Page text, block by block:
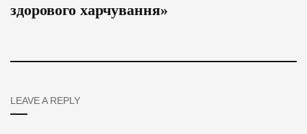
здорового харчування»
LEAVE A REPLY